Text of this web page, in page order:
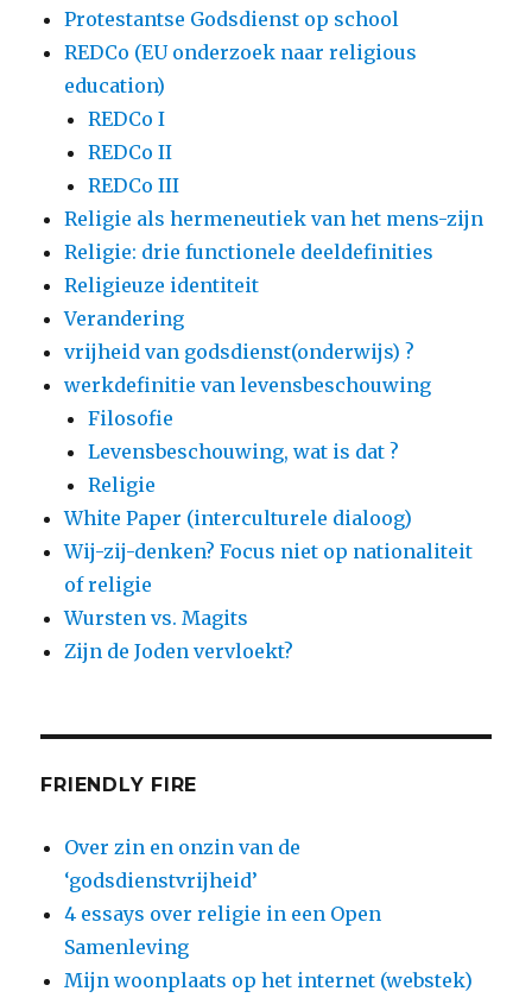
Protestantse Godsdienst op school
REDCo (EU onderzoek naar religious
education)
REDCo I
REDCo II
REDCo III
Religie als hermeneutiek van het mens-zijn
Religie: drie functionele deeldefinities
Religieuze identiteit
Verandering
vrijheid van godsdienst(onderwijs) ?
werkdefinitie van levensbeschouwing
Filosofie
Levensbeschouwing, wat is dat ?
Religie
White Paper (interculturele dialoog)
Wij-zij-denken? Focus niet op nationaliteit
of religie
Wursten vs. Magits
Zijn de Joden vervloekt?
FRIENDLY FIRE
Over zin en onzin van de
‘godsdienstvrijheid’
4 essays over religie in een Open
Samenleving
Mijn woonplaats op het internet (webstek)